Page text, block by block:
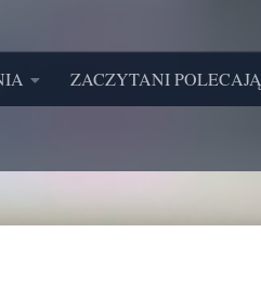
ZACZYTANI POLECAJĄ